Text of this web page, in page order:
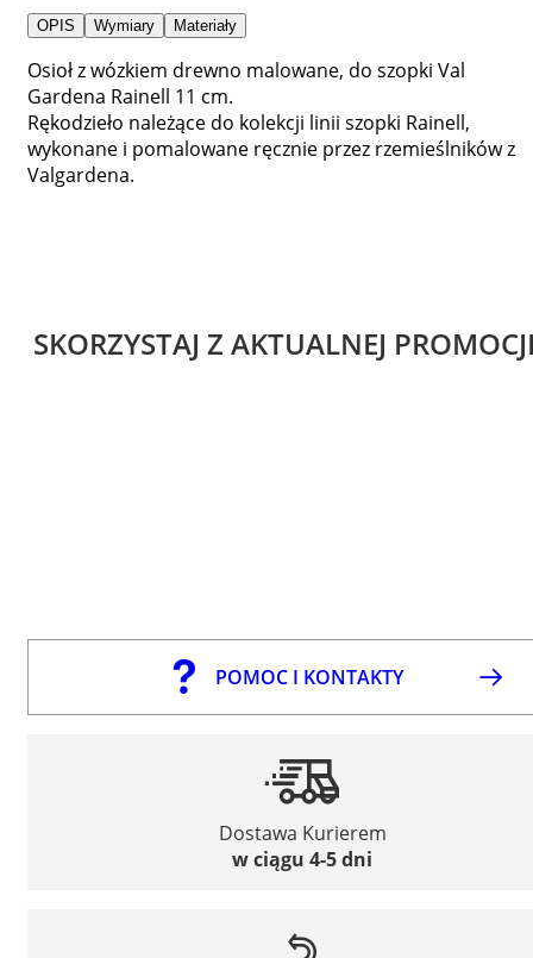
OPIS Wymiary Materiały
Osioł z wózkiem drewno malowane, do szopki Val
Gardena Rainell 11 cm.
Rękodzieło należące do kolekcji linii szopki Rainell,
wykonane i pomalowane ręcznie przez rzemieślników z
Valgardena.
SKORZYSTAJ Z AKTUALNEJ
POMOC I KONTAKTY
Dostawa Kurierem
w ciągu 4-5 dni